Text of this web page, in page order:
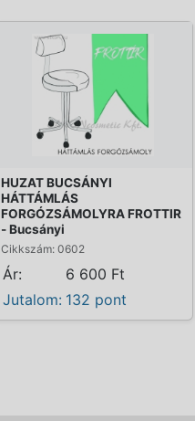
HUZAT BUCSÁNYI
HÁTTÁMLÁS
FORGÓZSÁMOLYRA FROTTIR
- Bucsányi
Cikkszám: 0602
Ár:
6 600 Ft
Jutalom: 132 pont